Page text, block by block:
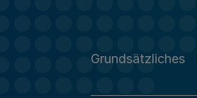
Grundsätzliches